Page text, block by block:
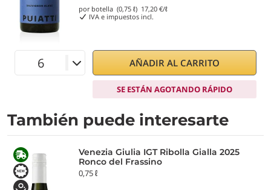
por botella (0,75 ℓ) 17,20 €/ℓ
IVA e impuestos incl.
AÑADIR AL CARRITO
SE ESTÁN AGOTANDO RÁPIDO
También puede interesarte
Venezia Giulia IGT Ribolla Gialla 2025
Ronco del Frassino
0,75 ℓ